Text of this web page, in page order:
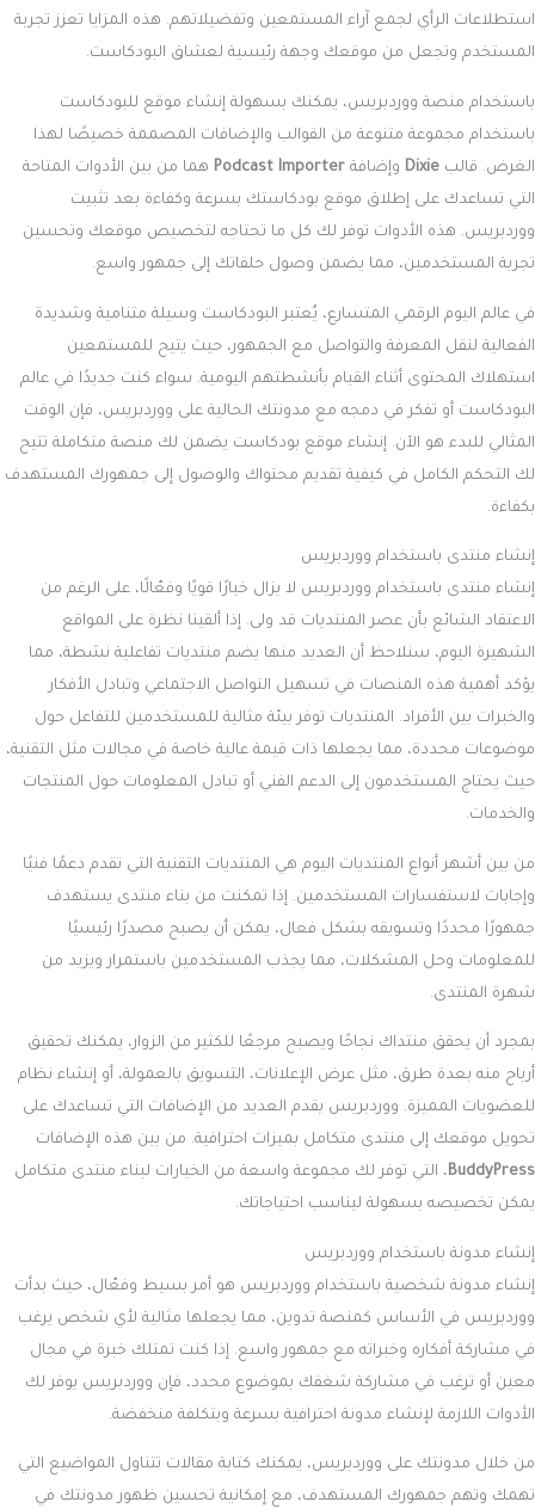
استطلاعات الرأي لجمع آراء المستمعين وتفضيلاتهم. هذه المزايا تعزز تجربة
المستخدم وتجعل من موقعك وجهة رئيسية لعشاق البودكاست.
باستخدام منصة ووردبريس، يمكنك بسهولة إنشاء موقع للبودكاست
باستخدام مجموعة متنوعة من القوالب والإضافات المصممة خصيصًا لهذا
الغرض. قالب Dixie وإضافة Podcast Importer هما من بين الأدوات المتاحة
التي تساعدك على إطلاق موقع بودكاستك بسرعة وكفاءة بعد تثبيت
ووردبريس. هذه الأدوات توفر لك كل ما تحتاجه لتخصيص موقعك وتحسين
تجربة المستخدمين، مما يضمن وصول حلقاتك إلى جمهور واسع.
في عالم اليوم الرقمي المتسارع، يُعتبر البودكاست وسيلة متنامية وشديدة
الفعالية لنقل المعرفة والتواصل مع الجمهور، حيث يتيح للمستمعين
استهلاك المحتوى أثناء القيام بأنشطتهم اليومية. سواء كنت جديدًا في عالم
البودكاست أو تفكر في دمجه مع مدونتك الحالية على ووردبريس، فإن الوقت
المثالي للبدء هو الآن. إنشاء موقع بودكاست يضمن لك منصة متكاملة تتيح
لك التحكم الكامل في كيفية تقديم محتواك والوصول إلى جمهورك المستهدف
بكفاءة.
إنشاء منتدى باستخدام ووردبريس
إنشاء منتدى باستخدام ووردبريس لا يزال خيارًا قويًا وفعّالًا، على الرغم من
الاعتقاد الشائع بأن عصر المنتديات قد ولى. إذا ألقينا نظرة على المواقع
الشهيرة اليوم، سنلاحظ أن العديد منها يضم منتديات تفاعلية نشطة، مما
يؤكد أهمية هذه المنصات في تسهيل التواصل الاجتماعي وتبادل الأفكار
والخبرات بين الأفراد. المنتديات توفر بيئة مثالية للمستخدمين للتفاعل حول
موضوعات محددة، مما يجعلها ذات قيمة عالية خاصة في مجالات مثل التقنية،
حيث يحتاج المستخدمون إلى الدعم الفني أو تبادل المعلومات حول المنتجات
والخدمات.
من بين أشهر أنواع المنتديات اليوم هي المنتديات التقنية التي تقدم دعمًا فنيًا
وإجابات لاستفسارات المستخدمين. إذا تمكنت من بناء منتدى يستهدف
جمهورًا محددًا وتسويقه بشكل فعال، يمكن أن يصبح مصدرًا رئيسيًا
للمعلومات وحل المشكلات، مما يجذب المستخدمين باستمرار ويزيد من
شهرة المنتدى.
بمجرد أن يحقق منتداك نجاحًا ويصبح مرجعًا للكثير من الزوار، يمكنك تحقيق
أرباح منه بعدة طرق، مثل عرض الإعلانات، التسويق بالعمولة، أو إنشاء نظام
للعضويات المميزة. ووردبريس يقدم العديد من الإضافات التي تساعدك على
تحويل موقعك إلى منتدى متكامل بميزات احترافية. من بين هذه الإضافات
BuddyPress، التي توفر لك مجموعة واسعة من الخيارات لبناء منتدى متكامل
يمكن تخصيصه بسهولة ليناسب احتياجاتك.
إنشاء مدونة باستخدام ووردبريس
إنشاء مدونة شخصية باستخدام ووردبريس هو أمر بسيط وفعّال، حيث بدأت
ووردبريس في الأساس كمنصة تدوين، مما يجعلها مثالية لأي شخص يرغب
في مشاركة أفكاره وخبراته مع جمهور واسع. إذا كنت تمتلك خبرة في مجال
معين أو ترغب في مشاركة شغفك بموضوع محدد، فإن ووردبريس يوفر لك
الأدوات اللازمة لإنشاء مدونة احترافية بسرعة وبتكلفة منخفضة.
من خلال مدونتك على ووردبريس، يمكنك كتابة مقالات تتناول المواضيع التي
تهمك وتهم جمهورك المستهدف، مع إمكانية تحسين ظهور مدونتك في